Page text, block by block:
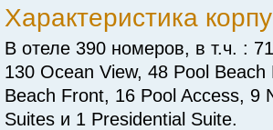
Характеристика
В отеле 390 номеров, в т.ч. :
130 Ocean View, 48 Pool Beach
Beach Front, 16 Pool Access, 9
Suites и 1 Presidential Suite.